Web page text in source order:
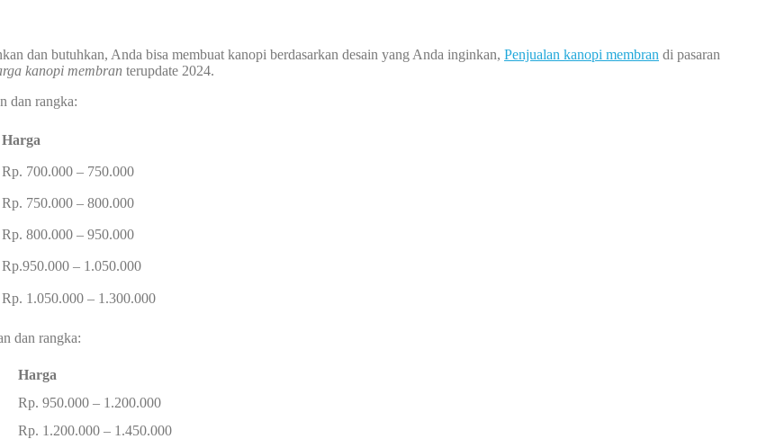
dan butuhkan, Anda bisa membuat kanopi berdasarkan desain yang Anda inginkan, Penjualan kanopi membran di pasaran
kanopi membran terupdate 2024.
dan rangka:
Harga
Rp. 700.000 – 750.000
Rp. 750.000 – 800.000
Rp. 800.000 – 950.000
Rp.950.000 – 1.050.000
Rp. 1.050.000 – 1.300.000
dan rangka:
Harga
Rp. 950.000 – 1.200.000
Rp. 1.200.000 – 1.450.000